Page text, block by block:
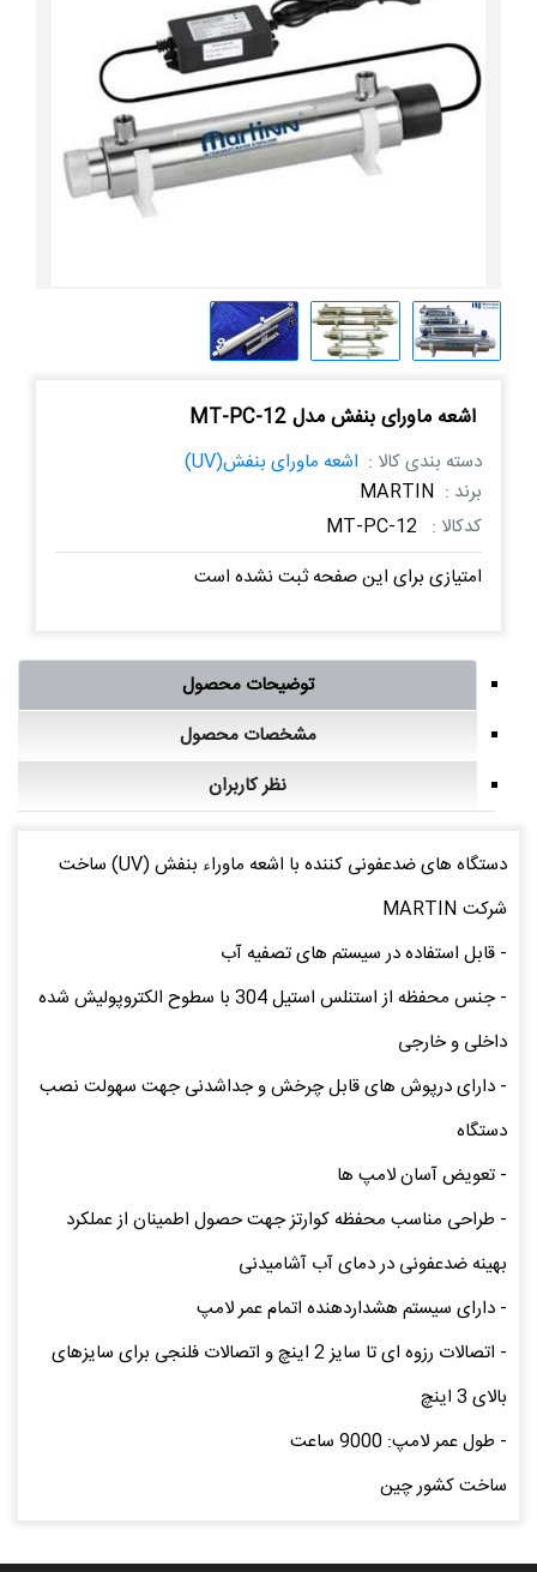
اشعه ماورای بنفش مدل MT-PC-12
دسته بندی کالا : اشعه ماورای بنفش(UV)
برند : MARTIN
کدکالا : MT-PC-12
امتیازی برای این صفحه ثبت نشده است
توضیحات محصول
مشخصات محصول
نظر کاربران
دستگاه های ضدعفونی کننده با اشعه ماوراء بنفش (UV) ساخت
شرکت MARTIN
- قابل استفاده در سیستم های تصفیه آب
- جنس محفظه از استنلس استیل 304 با سطوح الکتروپولیش شده
داخلی و خارجی
- دارای درپوش های قابل چرخش و جداشدنی جهت سهولت نصب
دستگاه
- تعویض آسان لامپ ها
- طراحی مناسب محفظه کوارتز جهت حصول اطمینان از عملکرد
بهینه ضدعفونی در دمای آب آشامیدنی
- دارای سیستم هشداردهنده اتمام عمر لامپ
- اتصالات رزوه ای تا سایز 2 اینچ و اتصالات فلنجی برای سایزهای
بالای 3 اینچ
- طول عمر لامپ: 9000 ساعت
ساخت کشور چین